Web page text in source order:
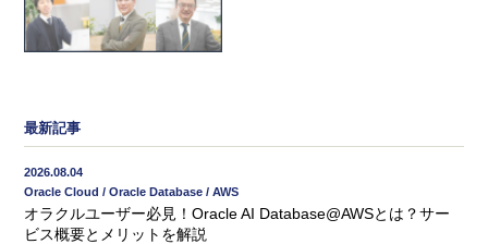
最新記事
2026.08.04
Oracle Cloud / Oracle Database / AWS
オラクルユーザー必見！Oracle AI Database@AWSとは？サー
ビス概要とメリットを解説